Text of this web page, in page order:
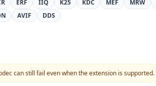
ERF IIQ K25 KDC MEF MRW
AVIF DDS
can still fail even when the extension is supported.